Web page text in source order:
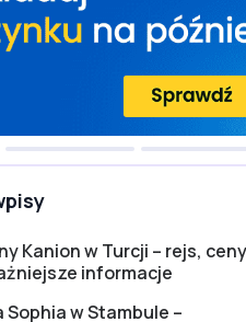
Kanion w Turcji – rejs,
informacje
Sophia w Stambule –